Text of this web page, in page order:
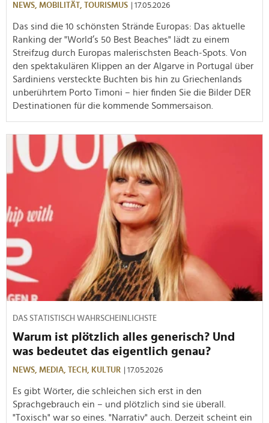
NEWS, MOBILITÄT, TOURISMUS | 17.05.2026
Das sind die 10 schönsten Strände Europas: Das aktuelle
Ranking der "World’s 50 Best Beaches" lädt zu einem
Streifzug durch Europas malerischsten Beach-Spots. Von
den spektakulären Klippen an der Algarve in Portugal über
Sardiniens versteckte Buchten bis hin zu Griechenlands
unberührtem Porto Timoni – hier finden Sie die Bilder DER
Destinationen für die kommende Sommersaison.
DAS STATISTISCH WAHRSCHEINLICHSTE
Warum ist plötzlich alles generisch? Und
was bedeutet das eigentlich genau?
NEWS, MEDIA, TECH, KULTUR | 17.05.2026
Es gibt Wörter, die schleichen sich erst in den
Sprachgebrauch ein – und plötzlich sind sie überall.
"Toxisch" war so eines. "Narrativ" auch. Derzeit scheint ein